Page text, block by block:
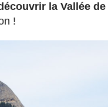
la Vallée
!